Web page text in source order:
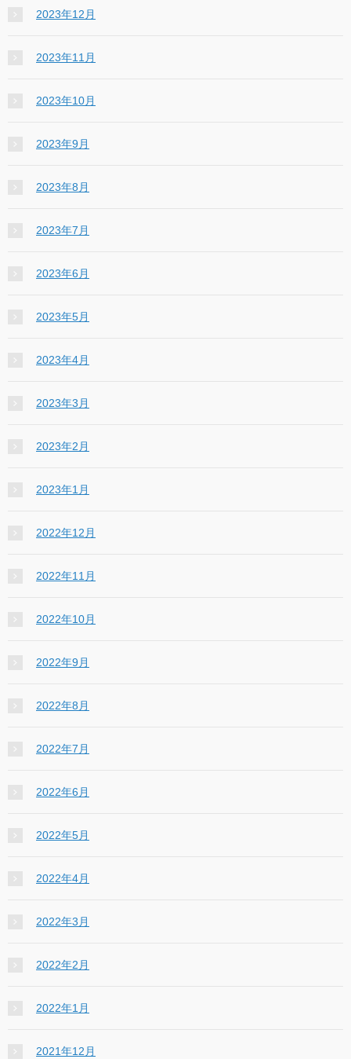
2023年12月
2023年11月
2023年10月
2023年9月
2023年8月
2023年7月
2023年6月
2023年5月
2023年4月
2023年3月
2023年2月
2023年1月
2022年12月
2022年11月
2022年10月
2022年9月
2022年8月
2022年7月
2022年6月
2022年5月
2022年4月
2022年3月
2022年2月
2022年1月
2021年12月